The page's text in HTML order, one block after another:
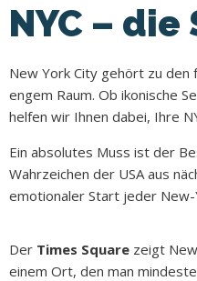
NYC –
New York City gehört zu
engem Raum. Ob ikonische
helfen wir Ihnen dabei, Ihre
Ein absolutes Muss ist der
Wahrzeichen der USA aus
emotionaler Start jeder New-
Der Times Square zeigt
einem Ort, den man